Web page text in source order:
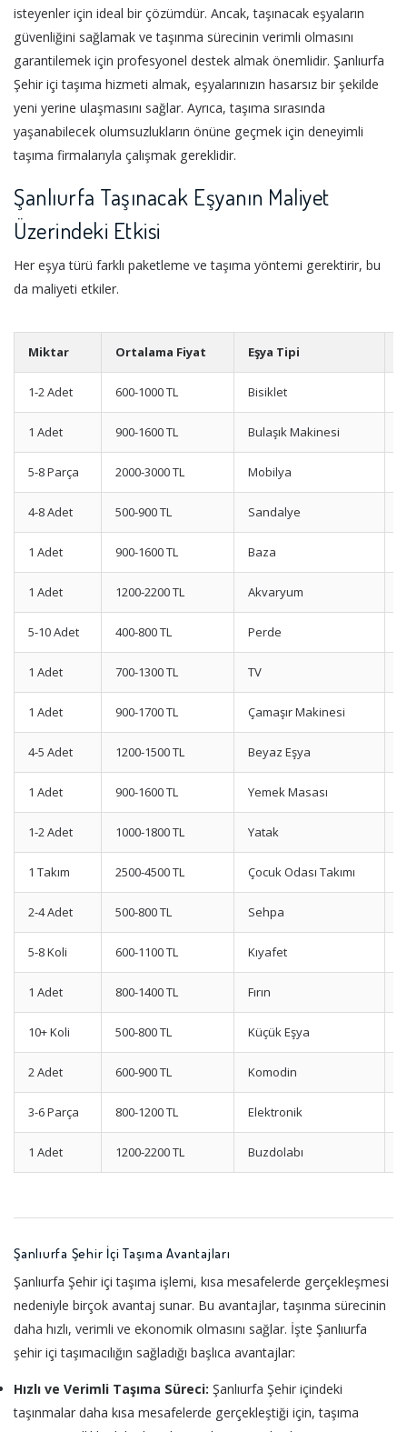
isteyenler için ideal bir çözümdür. Ancak, taşınacak eşyaların
güvenliğini sağlamak ve taşınma sürecinin verimli olmasını
garantilemek için profesyonel destek almak önemlidir. Şanlıurfa
Şehir içi taşıma hizmeti almak, eşyalarınızın hasarsız bir şekilde
yeni yerine ulaşmasını sağlar. Ayrıca, taşıma sırasında
yaşanabilecek olumsuzlukların önüne geçmek için deneyimli
taşıma firmalarıyla çalışmak gereklidir.
Şanlıurfa Taşınacak Eşyanın Maliyet
Üzerindeki Etkisi
Her eşya türü farklı paketleme ve taşıma yöntemi gerektirir, bu
da maliyeti etkiler.
Miktar Ortalama Fiyat Eşya Tipi
1-2 Adet 600-1000 TL Bisiklet
1 Adet 900-1600 TL Bulaşık Makinesi
5-8 Parça 2000-3000 TL Mobilya
4-8 Adet 500-900 TL Sandalye
1 Adet 900-1600 TL Baza
1 Adet 1200-2200 TL Akvaryum
5-10 Adet 400-800 TL Perde
1 Adet 700-1300 TL TV
1 Adet 900-1700 TL Çamaşır Makinesi
4-5 Adet 1200-1500 TL Beyaz Eşya
1 Adet 900-1600 TL Yemek Masası
1-2 Adet 1000-1800 TL Yatak
1 Takım 2500-4500 TL Çocuk Odası Takımı
2-4 Adet 500-800 TL Sehpa
5-8 Koli 600-1100 TL Kıyafet
1 Adet 800-1400 TL Fırın
10+ Koli 500-800 TL Küçük Eşya
2 Adet 600-900 TL Komodin
3-6 Parça 800-1200 TL Elektronik
1 Adet 1200-2200 TL Buzdolabı
Şanlıurfa Şehir İçi Taşıma Avantajları
Şanlıurfa Şehir içi taşıma işlemi, kısa mesafelerde gerçekleşmesi
nedeniyle birçok avantaj sunar. Bu avantajlar, taşınma sürecinin
daha hızlı, verimli ve ekonomik olmasını sağlar. İşte Şanlıurfa
şehir içi taşımacılığın sağladığı başlıca avantajlar:
Hızlı ve Verimli Taşıma Süreci: Şanlıurfa Şehir içindeki
taşınmalar daha kısa mesafelerde gerçekleştiği için, taşıma